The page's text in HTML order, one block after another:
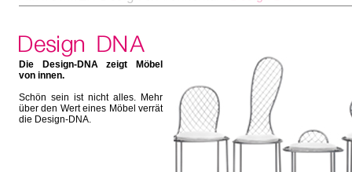
Die Design-DNA zeigt Möbel
von innen.
Schön sein ist nicht alles. Mehr
über den Wert eines Möbel verrät
die Design-DNA.